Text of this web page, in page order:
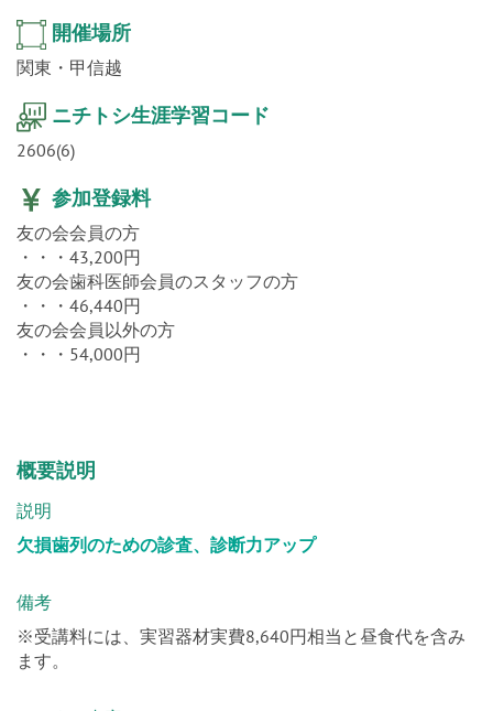
Dr.26名
開催場所
関東・甲信越
ニチトシ生涯学習コード
2606(6)
参加登録料
友の会会員の方
・・・43,200円
友の会歯科医師会員のスタッフの方
・・・46,440円
友の会会員以外の方
概要説明
説明
備考
※受講料には、実習器材実費8,640円相当と昼食代を含み